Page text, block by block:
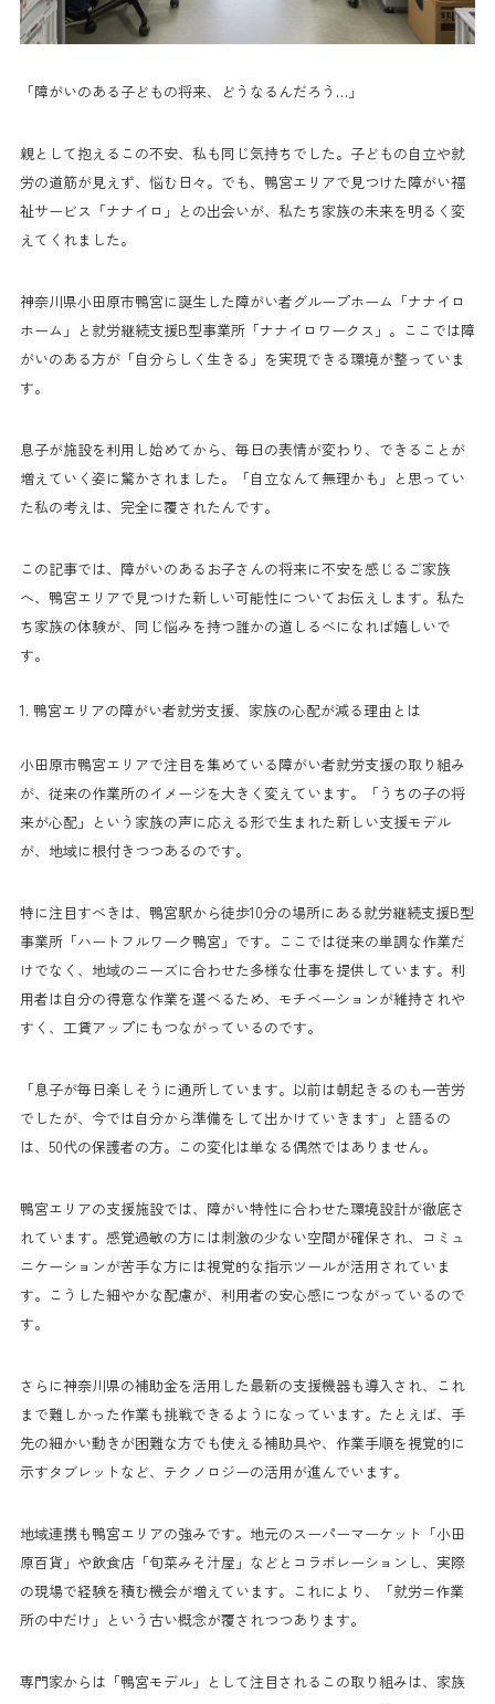
「障がいのある子どもの将来、どうなるんだろう…」
親として抱えるこの不安、私も同じ気持ちでした。子どもの自立や就
労の道筋が見えず、悩む日々。でも、鴨宮エリアで見つけた障がい福
祉サービス「ナナイロ」との出会いが、私たち家族の未来を明るく変
えてくれました。
神奈川県小田原市鴨宮に誕生した障がい者グループホーム「ナナイロ
ホーム」と就労継続支援B型事業所「ナナイロワークス」。ここでは障
がいのある方が「自分らしく生きる」を実現できる環境が整っていま
す。
息子が施設を利用し始めてから、毎日の表情が変わり、できることが
増えていく姿に驚かされました。「自立なんて無理かも」と思ってい
た私の考えは、完全に覆されたんです。
この記事では、障がいのあるお子さんの将来に不安を感じるご家族
へ、鴨宮エリアで見つけた新しい可能性についてお伝えします。私た
ち家族の体験が、同じ悩みを持つ誰かの道しるべになれば嬉しいで
す。
1. 鴨宮エリアの障がい者就労支援、家族の心配が減る理由とは
小田原市鴨宮エリアで注目を集めている障がい者就労支援の取り組み
が、従来の作業所のイメージを大きく変えています。「うちの子の将
来が心配」という家族の声に応える形で生まれた新しい支援モデル
が、地域に根付きつつあるのです。
特に注目すべきは、鴨宮駅から徒歩10分の場所にある就労継続支援B型
事業所「ハートフルワーク鴨宮」です。ここでは従来の単調な作業だ
けでなく、地域のニーズに合わせた多様な仕事を提供しています。利
用者は自分の得意な作業を選べるため、モチベーションが維持されや
すく、工賃アップにもつながっているのです。
「息子が毎日楽しそうに通所しています。以前は朝起きるのも一苦労
でしたが、今では自分から準備をして出かけていきます」と語るの
は、50代の保護者の方。この変化は単なる偶然ではありません。
鴨宮エリアの支援施設では、障がい特性に合わせた環境設計が徹底さ
れています。感覚過敏の方には刺激の少ない空間が確保され、コミュ
ニケーションが苦手な方には視覚的な指示ツールが活用されていま
す。こうした細やかな配慮が、利用者の安心感につながっているので
す。
さらに神奈川県の補助金を活用した最新の支援機器も導入され、これ
まで難しかった作業も挑戦できるようになっています。たとえば、手
先の細かい動きが困難な方でも使える補助具や、作業手順を視覚的に
示すタブレットなど、テクノロジーの活用が進んでいます。
地域連携も鴨宮エリアの強みです。地元のスーパーマーケット「小田
原百貨」や飲食店「旬菜みそ汁屋」などとコラボレーションし、実際
の現場で経験を積む機会が増えています。これにより、「就労=作業
所の中だけ」という古い概念が覆されつつあります。
専門家からは「鴨宮モデル」として注目されるこの取り組みは、家族